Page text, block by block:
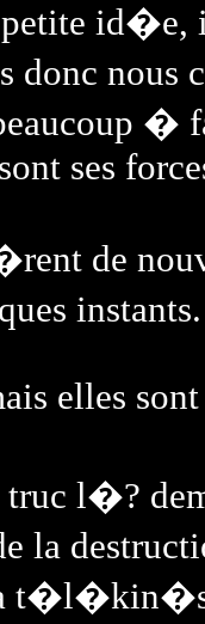
petite
donc
�
ses
de
instants.
elles
l�?
la
la